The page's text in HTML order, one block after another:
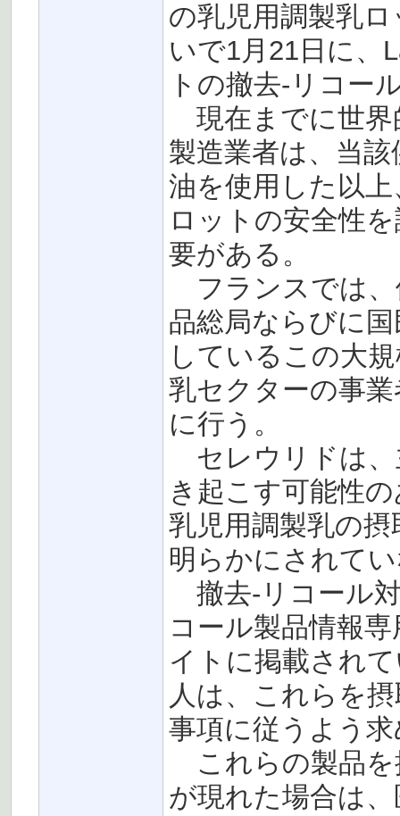
の乳児用調製乳
いで1月21日に、
トの撤去-リコー
現在までに世界
製造業者は、当
油を使用した以
ロットの安全性
要がある。
フランスでは、
品総局ならびに
しているこの大
乳セクターの事
に行う。
セレウリドは、
き起こす可能性
乳児用調製乳の
明らかにされて
撤去-リコール
コール製品情報
イトに掲載され
人は、これらを
事項に従うよう
これらの製品を
が現れた場合は